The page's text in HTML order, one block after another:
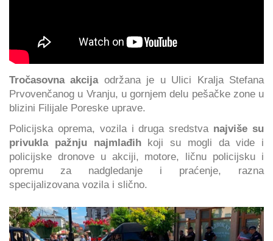
Tročasovna akcijaodržana je u Ulici Kralja Stefana
Prvovenčanog u Vranju, u gornjem delu pešačke zone u
blizini Filijale Poreske uprave.
Policijska oprema, vozila i druga sredstva najviše su
privukla pažnju najmlađihkoji su mogli da vide i
policijske dronove u akciji, motore, ličnu policijsku i
opremu za nadgledanje i praćenje, razna
specijalizovana vozila i slično.